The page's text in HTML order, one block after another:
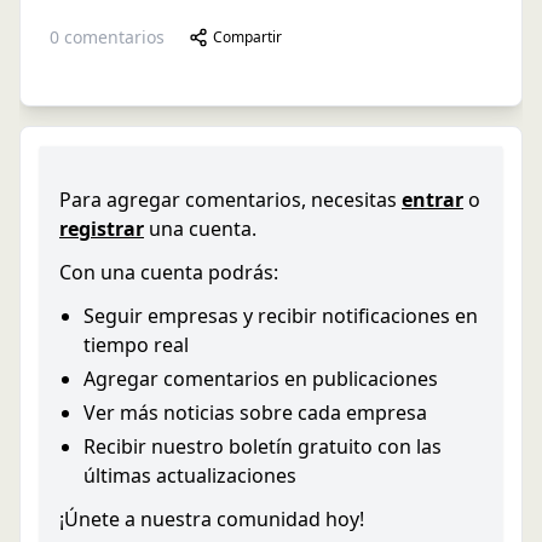
0 comentarios Compartir
Para agregar comentarios, necesitas entraro
registrar una cuenta.
Con una cuenta podrás:
Seguir empresas y recibir notificaciones en
tiempo real
Agregar comentarios en publicaciones
Ver más noticias sobre cada empresa
Recibir nuestro boletín gratuito con las
últimas actualizaciones
¡Únete a nuestra comunidad hoy!